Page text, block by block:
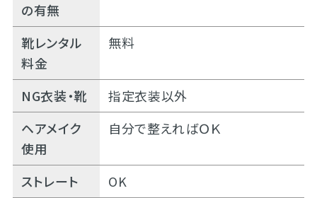
の有無
靴レンタル
料金
無料
NG衣装・靴
指定衣装以外
ヘアメイク
使用
自分で整えればＯＫ
ストレート
OK